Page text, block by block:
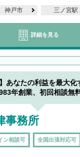
神戸市 三ノ宮駅
詳細を見る
あなたの利益を最大
年創業、初回相談無
事務所
ン相談可 全国出張対応可